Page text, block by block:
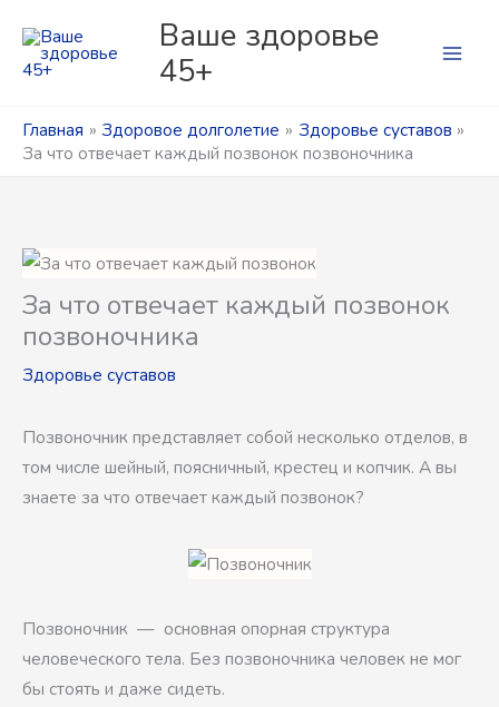
содержимому
Ваше здоровье
45+
Главная Здоровое долголетие
Здоровье суставов
За что отвечает каждый позвонок позвоночника
За что отвечает каждый позвонок
позвоночника
Здоровье суставов
Позвоночник представляет собой несколько отделов, в
том числе шейный, поясничный, крестец и копчик. А вы
знаете за что отвечает каждый позвонок?
Позвоночник — основная опорная структура
человеческого тела. Без позвоночника человек не мог
бы стоять и даже сидеть.
у
р
и